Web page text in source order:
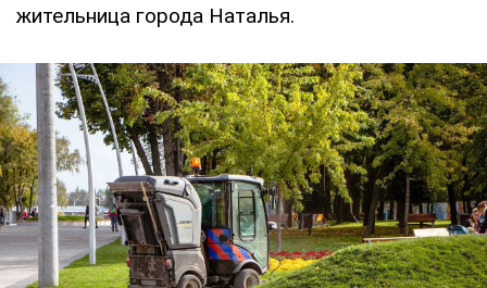
жительница города Наталья.